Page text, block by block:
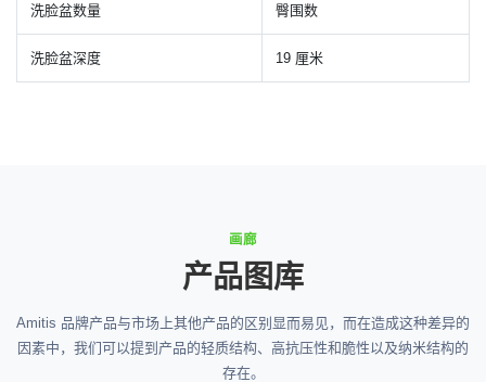
洗脸盆数量 臀围数
洗脸盆深度 19 厘米
画廊
产品图库
Amitis 品牌产品与市场上其他产品的区别显而易见，而在造成这种差异的
因素中，我们可以提到产品的轻质结构、高抗压性和脆性以及纳米结构的
存在。